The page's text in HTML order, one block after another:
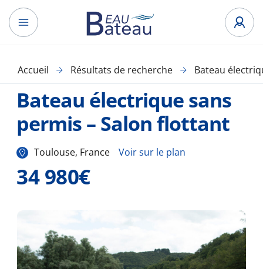
Accueil Résultats de recherche Bateau
Bateau électrique sans
permis – Salon flottant
Toulouse, France Voir sur le plan
34 980€